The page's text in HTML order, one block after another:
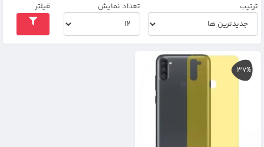
ترتیب تعداد نمایش فیلتر
37%